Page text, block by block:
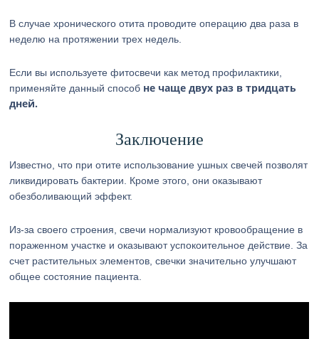
В случае хронического отита проводите операцию два раза в
неделю на протяжении трех недель.
Если вы используете фитосвечи как метод профилактики,
применяйте данный способ не чаще двух раз в тридцать
дней.
Заключение
Известно, что при отите использование ушных свечей позволят
ликвидировать бактерии. Кроме этого, они оказывают
обезболивающий эффект.
Из-за своего строения, свечи нормализуют кровообращение в
пораженном участке и оказывают успокоительное действие. За
счет растительных элементов, свечки значительно улучшают
общее состояние пациента.